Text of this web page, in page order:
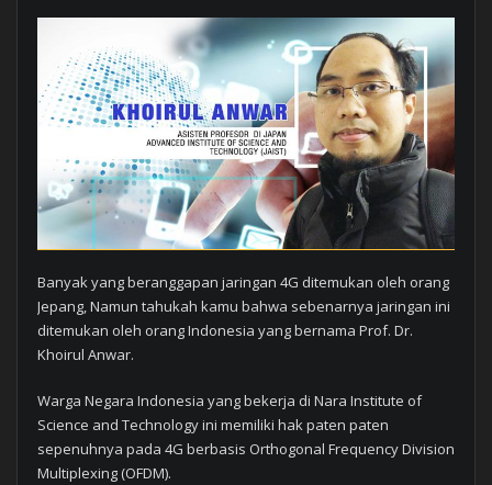
Banyak yang beranggapan jaringan 4G ditemukan oleh orang
Jepang, Namun tahukah kamu bahwa sebenarnya jaringan ini
ditemukan oleh orang Indonesia yang bernama Prof. Dr.
Khoirul Anwar.
Warga Negara Indonesia yang bekerja di Nara Institute of
Science and Technology ini memiliki hak paten paten
sepenuhnya pada 4G berbasis Orthogonal Frequency Division
Multiplexing (OFDM).